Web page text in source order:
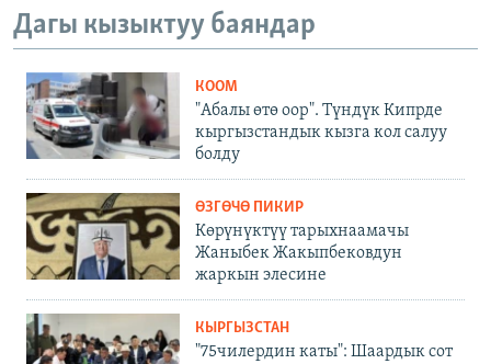
Дагы кызыктуу баяндар
КООМ
"Абалы өтө оор". Түндүк Кипрде
кыргызстандык кызга кол салуу
болду
ӨЗГӨЧӨ ПИКИР
Көрүнүктүү тарыхнаамачы
Жаныбек Жакыпбековдун
жаркын элесине
КЫРГЫЗСТАН
"75чилердин каты": Шаардык сот